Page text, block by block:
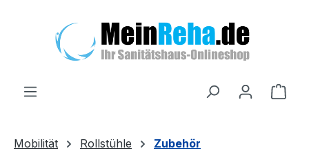
Mobilität Rollstühle Zubehör